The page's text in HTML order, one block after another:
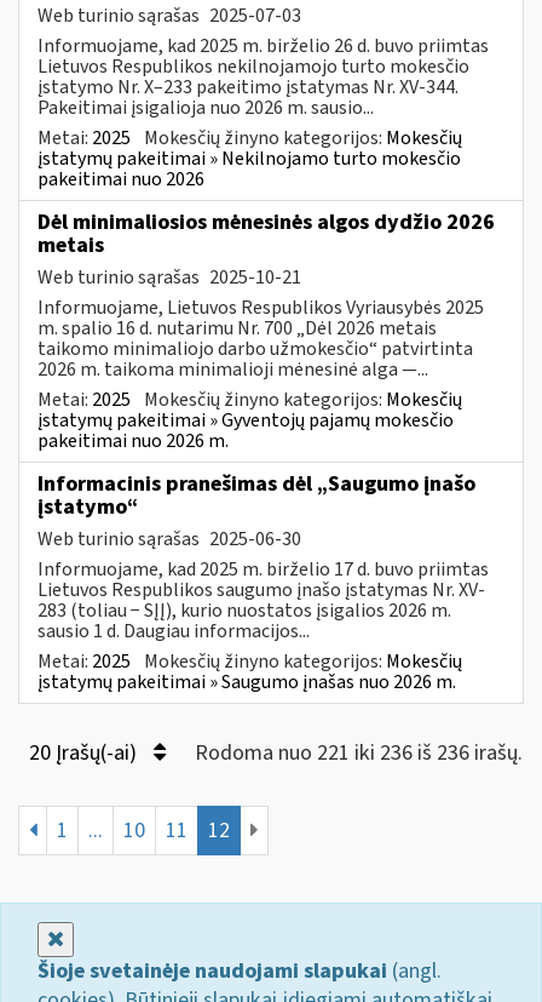
Web turinio sąrašas 2025-07-03
Informuojame, kad 2025 m. birželio 26 d. buvo priimtas
Lietuvos Respublikos nekilnojamojo turto mokesčio
įstatymo Nr. X–233 pakeitimo įstatymas Nr. XV-344.
Pakeitimai įsigalioja nuo 2026 m. sausio...
Metai: 2025 Mokesčių žinyno kategorijos: Mokesčių
įstatymų pakeitimai » Nekilnojamo turto mokesčio
pakeitimai nuo 2026
Dėl minimaliosios mėnesinės algos dydžio 2026
metais
Web turinio sąrašas 2025-10-21
Informuojame, Lietuvos Respublikos Vyriausybės 2025
m. spalio 16 d. nutarimu Nr. 700 „Dėl 2026 metais
taikomo minimaliojo darbo užmokesčio“ patvirtinta
2026 m. taikoma minimalioji mėnesinė alga —...
Metai: 2025 Mokesčių žinyno kategorijos: Mokesčių
įstatymų pakeitimai » Gyventojų pajamų mokesčio
pakeitimai nuo 2026 m.
Informacinis pranešimas dėl „Saugumo įnašo
įstatymo“
Web turinio sąrašas 2025-06-30
Informuojame, kad 2025 m. birželio 17 d. buvo priimtas
Lietuvos Respublikos saugumo įnašo įstatymas Nr. XV-
283 (toliau − SĮĮ), kurio nuostatos įsigalios 2026 m.
sausio 1 d. Daugiau informacijos...
Metai: 2025 Mokesčių žinyno kategorijos: Mokesčių
įstatymų pakeitimai » Saugumo įnašas nuo 2026 m.
20 Įrašų(-ai) Rodoma nuo 221 iki 236 iš 236 irašų.
1 ... 10 11 12
Šioje svetainėje naudojami slapukai (angl.